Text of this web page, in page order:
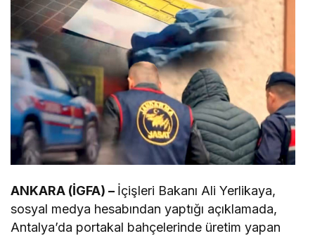
ANKARA (İGFA) – İçişleri Bakanı Ali Yerlikaya,
sosyal medya hesabından yaptığı açıklamada,
Antalya’da portakal bahçelerinde üretim yapan